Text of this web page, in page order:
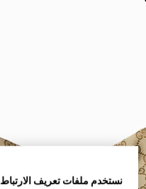
نستخدم ملفات تعريف الارتباط